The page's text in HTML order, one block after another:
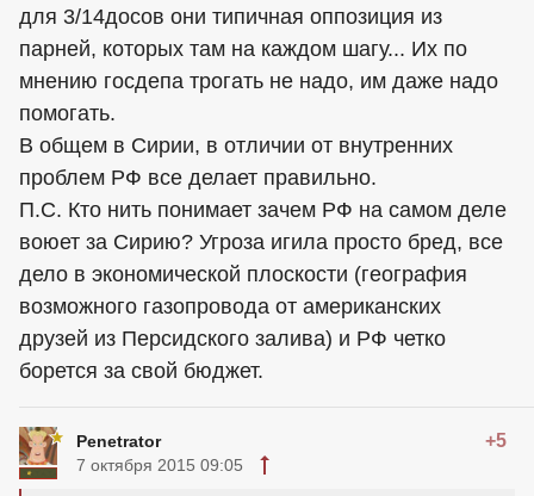
для 3/14досов они типичная оппозиция из
парней, которых там на каждом шагу... Их по
мнению госдепа трогать не надо, им даже надо
помогать.
В общем в Сирии, в отличии от внутренних
проблем РФ все делает правильно.
П.С. Кто нить понимает зачем РФ на самом деле
воюет за Сирию? Угроза игила просто бред, все
дело в экономической плоскости (география
возможного газопровода от американских
друзей из Персидского залива) и РФ четко
борется за свой бюджет.
Penetrator +5
7 октября 2015 09:05